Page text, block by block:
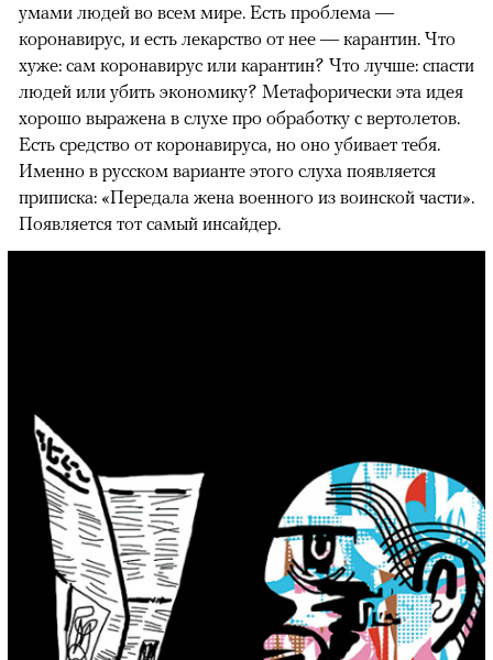
умами людей во всем мире. Есть проблема —
коронавирус, и есть лекарство от нее — карантин. Что
хуже: сам коронавирус или карантин? Что лучше: спасти
людей или убить экономику? Метафорически эта идея
хорошо выражена в слухе про обработку с вертолетов.
Есть средство от коронавируса, но оно убивает тебя.
Именно в русском варианте этого слуха появляется
приписка: «Передала жена военного из воинской части».
Появляется тот самый инсайдер.